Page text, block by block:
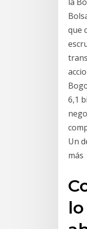
que
6,1
Un
más